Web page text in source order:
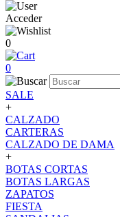
Acceder
0
0
SALE
+
CALZADO
CARTERAS
CALZADO DE DAMA
+
BOTAS CORTAS
BOTAS LARGAS
ZAPATOS
FIESTA